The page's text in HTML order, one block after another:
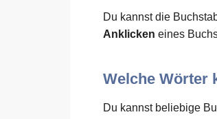
Du kannst die
Anklicken eines
Welche Wörter
Du kannst beliebige